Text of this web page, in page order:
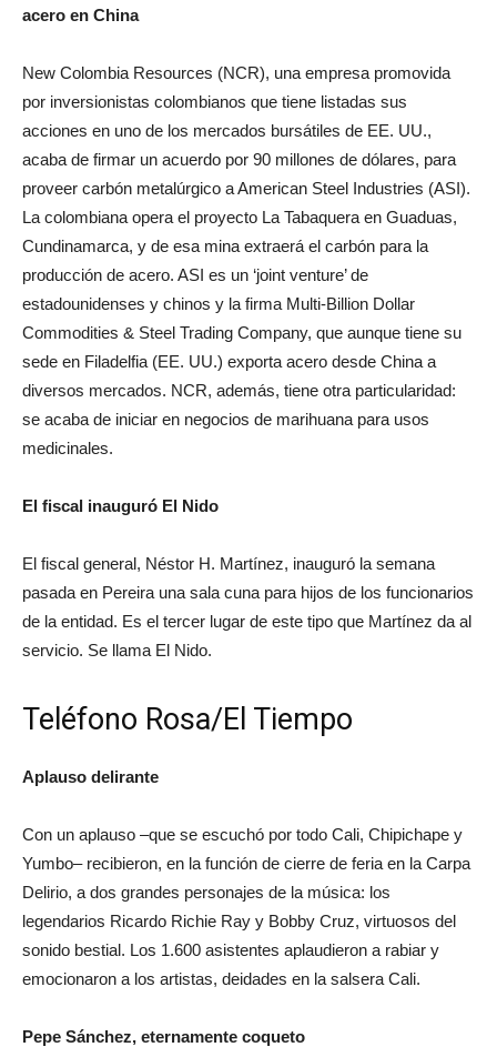
acero en China
New Colombia Resources (NCR), una empresa promovida
por inversionistas colombianos que tiene listadas sus
acciones en uno de los mercados bursátiles de EE. UU.,
acaba de firmar un acuerdo por 90 millones de dólares, para
proveer carbón metalúrgico a American Steel Industries (ASI).
La colombiana opera el proyecto La Tabaquera en Guaduas,
Cundinamarca, y de esa mina extraerá el carbón para la
producción de acero. ASI es un ‘joint venture’ de
estadounidenses y chinos y la firma Multi-Billion Dollar
Commodities & Steel Trading Company, que aunque tiene su
sede en Filadelfia (EE. UU.) exporta acero desde China a
diversos mercados. NCR, además, tiene otra particularidad:
se acaba de iniciar en negocios de marihuana para usos
medicinales.
El fiscal inauguró El Nido
El fiscal general, Néstor H. Martínez, inauguró la semana
pasada en Pereira una sala cuna para hijos de los funcionarios
de la entidad. Es el tercer lugar de este tipo que Martínez da al
servicio. Se llama El Nido.
Teléfono Rosa/El Tiempo
Aplauso delirante
Con un aplauso –que se escuchó por todo Cali, Chipichape y
Yumbo– recibieron, en la función de cierre de feria en la Carpa
Delirio, a dos grandes personajes de la música: los
legendarios Ricardo Richie Ray y Bobby Cruz, virtuosos del
sonido bestial. Los 1.600 asistentes aplaudieron a rabiar y
emocionaron a los artistas, deidades en la salsera Cali.
Pepe Sánchez, eternamente coqueto